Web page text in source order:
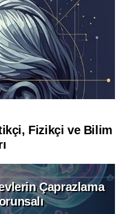
Fizikçi ve Bilim
Çaprazlama